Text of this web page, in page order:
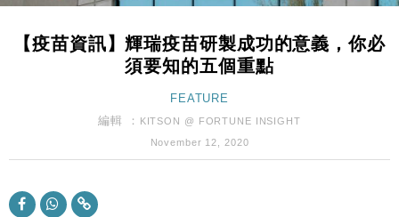
12:44
財經｜日本春季三度入市撐日圓 4月單日斥6.28萬億
11:12
國際｜特朗普料美伊戰事快結束 承認部分彈藥庫存緊
財經｜SA售股自救後再出手 斥4億美元押注未上市公
財經｜華僑銀行上半年淨利創新高 中期息增15%至
47仙
17:33
及消費表現
【疫苗資訊】輝瑞疫苗研製成功的意義，你必
須要知的五個重點
FEATURE
編輯 ：
KITSON @ FORTUNE INSIGHT
November 12, 2020